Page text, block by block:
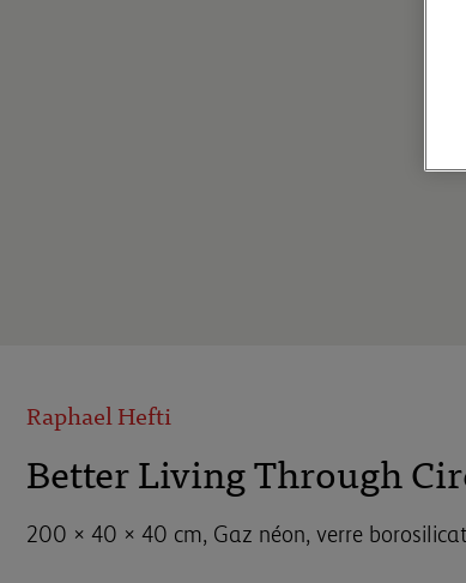
Raphael Hefti
Better Living Through
200 × 40 × 40 cm, Gaz néon, verre